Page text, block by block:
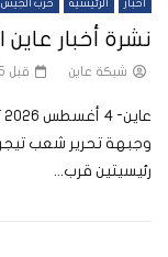
أخبار الرئيسية حرب الجيش
نشرة أخبار
شبكة عاين قبل 5 أيام
وجبهة تحرير شعب
رئيسيتين قرب...